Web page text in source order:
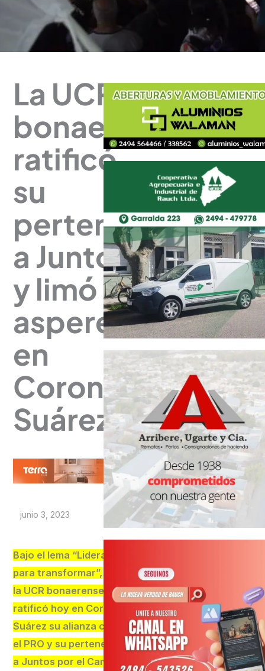
La UCR
bonaerense
ratificó
su
pertenencia
a Juntos
y limó
asperezas
en
Coronel
Suárez
junio 3, 2023
Bajo el lema “Liderar
para transformar”,
la UCR bonaerense
ratificó hoy en Coronel
Suárez su alianza con
el PRO y su pertenencia
a Juntos por el Cambio.